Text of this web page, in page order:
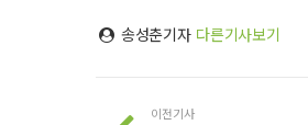
송성춘기자 다른기사보기
이전기사